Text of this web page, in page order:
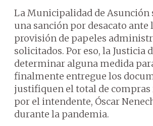
La Municipalidad de Asunción
una sanción por desacato ante
provisión de papeles
solicitados. Por eso, la Justicia
determinar alguna medida
finalmente entregue los
justifiquen el total de compras
por el intendente, Óscar
durante la pandemia.